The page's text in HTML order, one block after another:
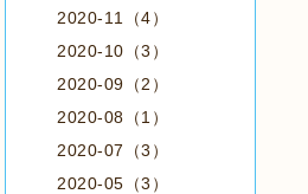
2020-11（4）
2020-10（3）
2020-09（2）
2020-08（1）
2020-07（3）
2020-05（3）